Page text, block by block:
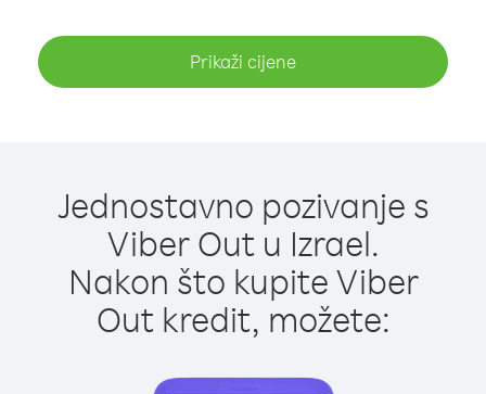
Prikaži cijene
Jednostavno pozivanje s
Viber Out u Izrael.
Nakon što kupite Viber
Out kredit, možete: